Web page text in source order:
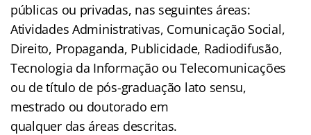
públicas ou privadas, nas seguintes áreas:
Atividades Administrativas, Comunicação Social,
Direito, Propaganda, Publicidade, Radiodifusão,
Tecnologia da Informação ou Telecomunicações
ou de título de pós-graduação lato sensu,
mestrado ou doutorado em
qualquer das áreas descritas.